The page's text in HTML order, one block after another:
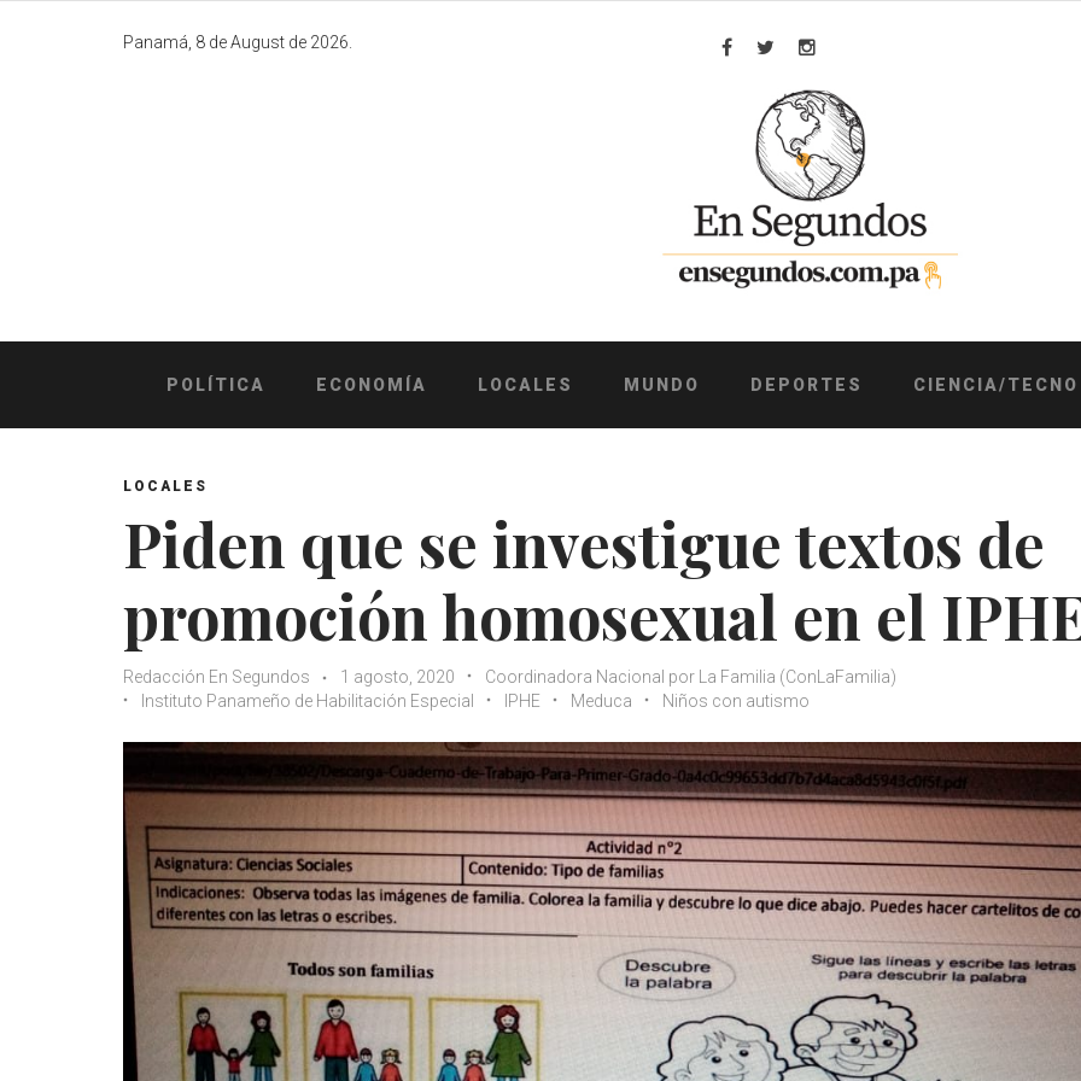
Panamá, 8 de August de 2026.
Facebook
TwitterInstagram
POLÍTICA ECONOMÍA LOCALES MUNDO DEPORTES CIENCIA/TECNO
LOCALES
Piden que se investigue textos de
promoción homosexual en el
Redacción En Segundos 1 agosto, 2020
Coordinadora Nacional por La Familia (ConLaFamilia)
Instituto Panameño de Habilitación Especial
IPHE Meduca Niños con autismo